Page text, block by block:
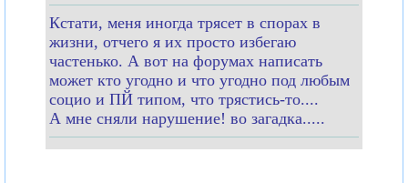
Кстати, меня иногда трясет в спорах в
жизни, отчего я их просто избегаю
частенько. А вот на форумах написать
может кто угодно и что угодно под любым
социо и ПЙ типом, что трястись-то....
А мне сняли нарушение! во загадка.....